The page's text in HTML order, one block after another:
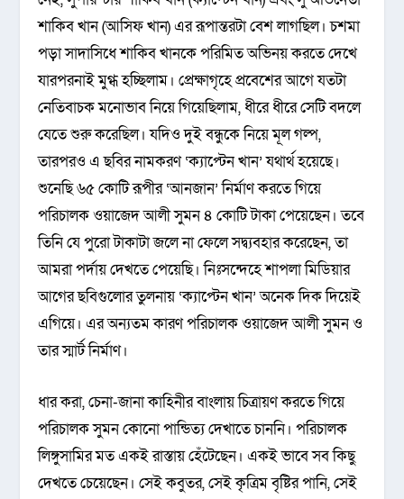
শাকিব খান (আসিফ খান) এর রূপান্তরটা বেশ লাগছিল। চশমা
পড়া সাদাসিধে শাকিব খানকে পরিমিত অভিনয় করতে দেখে
যারপরনাই মুগ্ধ হচ্ছিলাম। প্রেক্ষাগৃহে প্রবেশের আগে যতটা
নেতিবাচক মনোভাব নিয়ে গিয়েছিলাম, ধীরে ধীরে সেটি বদলে
যেতে শুরু করেছিল। যদিও দুই বন্ধুকে নিয়ে মূল গল্প,
তারপরও এ ছবির নামকরণ ‘ক্যাপ্টেন খান’ যথার্থ হয়েছে।
শুনেছি ৬৫ কোটি রূপীর ‘আনজান’ নির্মাণ করতে গিয়ে
পরিচালক ওয়াজেদ আলী সুমন ৪ কোটি টাকা পেয়েছেন। তবে
তিনি যে পুরো টাকাটা জলে না ফেলে সদ্ব্যবহার করেছেন, তা
আমরা পর্দায় দেখতে পেয়েছি। নিঃসন্দেহে শাপলা মিডিয়ার
আগের ছবিগুলোর তুলনায় ‘ক্যাপ্টেন খান’ অনেক দিক দিয়েই
এগিয়ে। এর অন্যতম কারণ পরিচালক ওয়াজেদ আলী সুমন ও
তার স্মার্ট নির্মাণ।
ধার করা, চেনা-জানা কাহিনীর বাংলায় চিত্রায়ণ করতে গিয়ে
পরিচালক সুমন কোনো পান্ডিত্য দেখাতে চাননি। পরিচালক
লিঙ্গুসামির মত একই রাস্তায় হেঁটেছেন। একই ভাবে সব কিছু
দেখতে চেয়েছেন। সেই কবুতর, সেই কৃত্রিম বৃষ্টির পানি, সেই